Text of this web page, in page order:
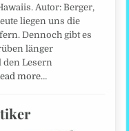
Autor: Berger,
liegen uns die
Dennoch gibt es
länger
den Lesern
more…